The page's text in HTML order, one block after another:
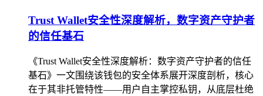
Trust Wallet安全性深度解析，数字资产守护者
的信任基石
《Trust Wallet安全性深度解析：数字资产守护者的信任
基石》一文围绕该钱包的安全体系展开深度剖析，核心
在于其非托管特性——用户自主掌控私钥，从底层杜绝